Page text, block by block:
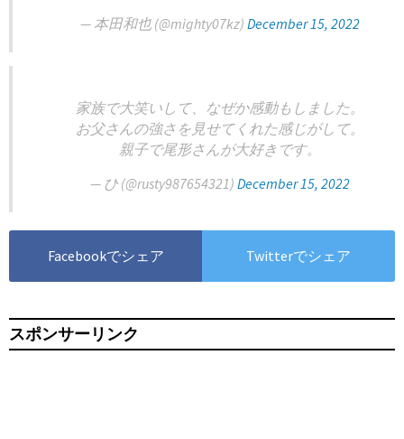
— 本田和也 (@mighty07kz) December 15, 2022
家族で大笑いして、なぜか感動もしました。
お父さんの強さを見せてくれた感じがして。
親子で尾形さんが大好きです。
— ひ (@rusty987654321) December 15, 2022
Facebookでシェア Twitterでシェア
スポンサーリンク